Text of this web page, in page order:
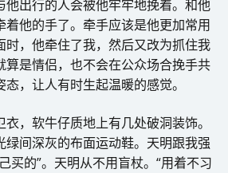
他出行的人会被他牢牢地挽着。和他
着他的手了。牵手应该是他更加常用
时，他牵住了我，然后又改为抓住我
算是情侣，也不会在公众场合挽手共
，让人有时生起温暖的感觉。
，软牛仔质地上有几处破洞装饰。
绿间深灰的布面运动鞋。天明跟我强
买的”。天明从不用盲杖。“用着不习